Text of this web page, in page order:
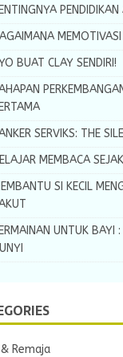
PENDIDIKAN
MEMOTIVASI
BUAT CLAY SENDIRI!
SERVIKS: THE
MEMBACA SEJAK
SI KECIL
UNTUK BAYI :
Remaja